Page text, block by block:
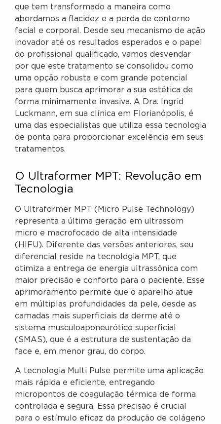
que tem transformado a maneira como
abordamos a flacidez e a perda de contorno
facial e corporal. Desde seu mecanismo de ação
inovador até os resultados esperados e o papel
do profissional qualificado, vamos desvendar
por que este tratamento se consolidou como
uma opção robusta e com grande potencial
para quem busca aprimorar a sua estética de
forma minimamente invasiva. A Dra. Ingrid
Luckmann, em sua clínica em Florianópolis, é
uma das especialistas que utiliza essa tecnologia
de ponta para proporcionar excelência em seus
tratamentos.
O Ultraformer MPT: Revolução em
Tecnologia
O Ultraformer MPT (Micro Pulse Technology)
representa a última geração em ultrassom
micro e macrofocado de alta intensidade
(HIFU). Diferente das versões anteriores, seu
diferencial reside na tecnologia MPT, que
otimiza a entrega de energia ultrassônica com
maior precisão e conforto para o paciente. Esse
aprimoramento permite que o aparelho atue
em múltiplas profundidades da pele, desde as
camadas mais superficiais da derme até o
sistema musculoaponeurótico superficial
(SMAS), que é a estrutura de sustentação da
face e, em menor grau, do corpo.
A tecnologia Multi Pulse permite uma aplicação
mais rápida e eficiente, entregando
micropontos de coagulação térmica de forma
controlada e segura. Essa precisão é crucial
para o estímulo eficaz da produção de colágeno